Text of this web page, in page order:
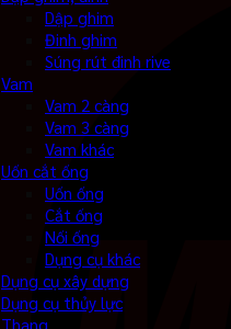
Dập ghim
Đinh ghim
Súng rút đinh rive
Vam
Vam 2 càng
Vam 3 càng
Vam khác
Uốn cắt ống
Uốn ống
Cắt ống
Nối ống
Dụng cụ khác
Dụng cụ xây dựng
Dụng cụ thủy lực